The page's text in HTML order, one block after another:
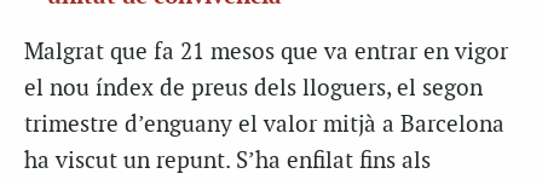
Malgrat que fa 21 mesos que va entrar en vigor
el nou índex de preus dels lloguers, el segon
trimestre d’enguany el valor mitjà a Barcelona
ha viscut un repunt. S’ha enfilat fins als